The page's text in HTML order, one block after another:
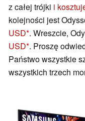
z całej trójki i
kolejności jest
USD . Wreszcie,
USD . Proszę
Państwo wszystkie
wszystkich trzech